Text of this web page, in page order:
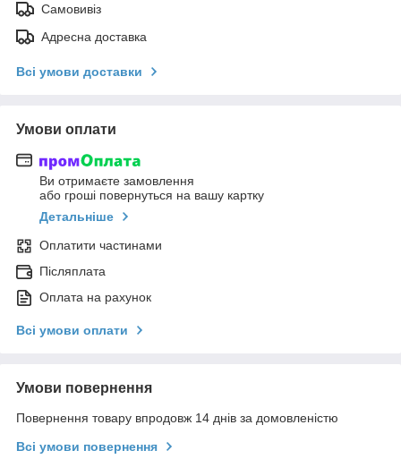
Самовивіз
Адресна доставка
Всі умови доставки
Умови оплати
Ви отримаєте замовлення
або гроші повернуться на вашу картку
Детальніше
Оплатити частинами
Післяплата
Оплата на рахунок
Всі умови оплати
Умови повернення
Повернення товару впродовж 14 днів за домовленістю
Всі умови повернення